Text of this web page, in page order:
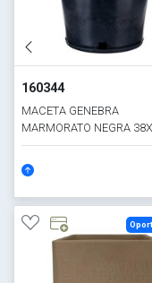
160344
MACETA GENEBRA
MARMORATO NEGRA